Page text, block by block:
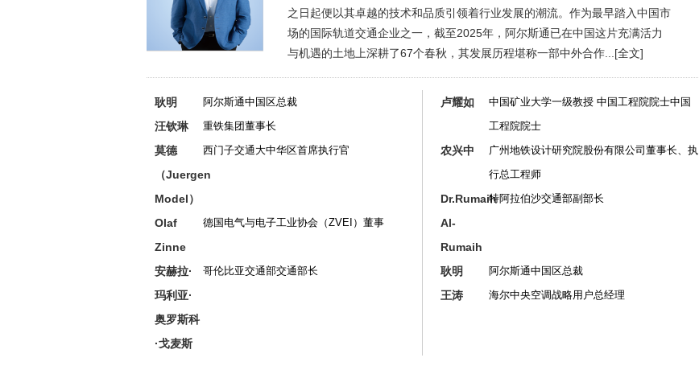
之日起便以其卓越的技术和品质引领着行业发展的潮流。作为最早踏入中国市
场的国际轨道交通企业之一，截至2025年，阿尔斯通已在中国这片充满活力
与机遇的土地上深耕了67个春秋，其发展历程堪称一部中外合作... [全文]
耿明 阿尔斯通中国区总裁
汪钦琳 重铁集团董事长
莫德
（Juergen
Model）
西门子交通大中华区首席执行官
Olaf
Zinne
德国电气与电子工业协会（ZVEI）董事
安赫拉·
玛利亚·
奥罗斯科
·戈麦斯
哥伦比亚交通部交通部长
卢耀如
中国矿业大学一级教授 中国工程院院士中国
工程院院士
农兴中
广州地铁设计研究院股份有限公司董事长、执
行总工程师
Dr.Rumaih
Al-
Rumaih
特阿拉伯沙交通部副部长
耿明 阿尔斯通中国区总裁
王涛 海尔中央空调战略用户总经理